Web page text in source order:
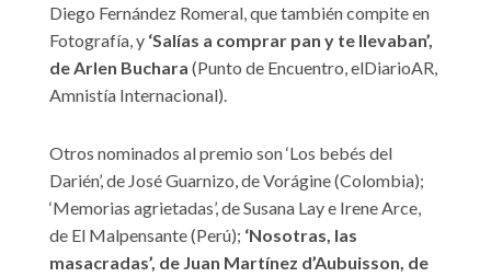
Diego Fernández Romeral, que también compite en
Fotografía, y ‘Salías a comprar pan y te llevaban’,
de Arlen Buchara (Punto de Encuentro, elDiarioAR,
Amnistía Internacional).
Otros nominados al premio son ‘Los bebés del
Darién’, de José Guarnizo, de Vorágine (Colombia);
‘Memorias agrietadas’, de Susana Lay e Irene Arce,
de El Malpensante (Perú); ‘Nosotras, las
masacradas’, de Juan Martínez d’Aubuisson, de